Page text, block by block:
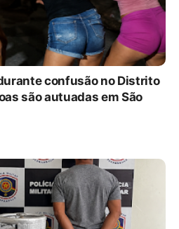
confusão no Distrito
são autuadas em São